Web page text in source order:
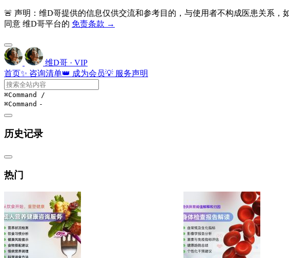
🚨 声明：维D哥提供的信息仅供交流和参考目的，与使用者不构成医患关系
同意 维D哥平台的 免责条款 →
维D哥 · VIP
首页✨ 咨询清单👑 成为会员💡 服务声明
⌘Command /
⌘Command -
历史记录
热门